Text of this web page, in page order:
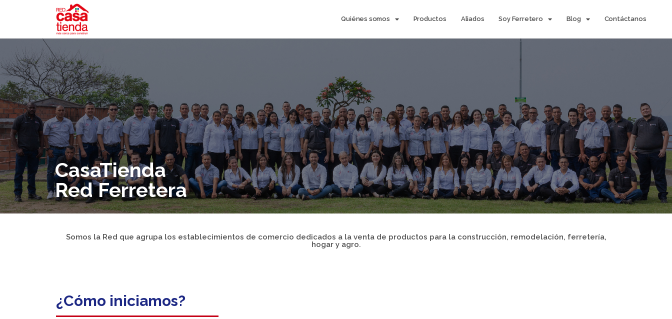
Quiénes somos Productos Aliados Soy Ferretero Blog Contáctanos
CasaTienda
Red Ferretera
Somos la Red que agrupa los establecimientos de comercio dedicados a la venta de productos para la construcción, remodelación, ferretería,
hogar y agro.
¿Cómo iniciamos?